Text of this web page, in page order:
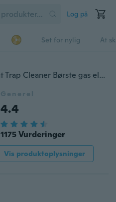
Log på
Set for nylig At
KLÆDER TØRRER Fnug Vent Trap Cleaner Børste gas elektrisk brandforebyggelsesflaske #
Generel
4.4
1175 Vurderinger
Vis produktoplysninger